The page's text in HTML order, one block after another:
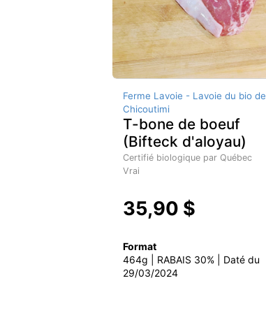
Ferme Lavoie - Lavoie du bio de
Chicoutimi
T-bone de boeuf
(Bifteck d'aloyau)
Certifié biologique par Québec
Vrai
35,90 $
Format
464g | RABAIS 30% | Daté du
29/03/2024